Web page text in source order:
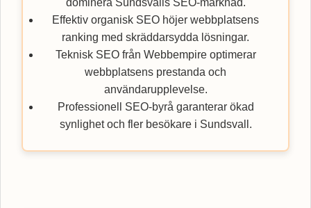
dominera Sundsvalls SEO-marknad.
Effektiv organisk SEO höjer webbplatsens
ranking med skräddarsydda lösningar.
Teknisk SEO från Webbempire optimerar
webbplatsens prestanda och
användarupplevelse.
Professionell SEO-byrå garanterar ökad
synlighet och fler besökare i Sundsvall.